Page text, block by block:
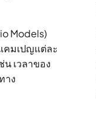
Models)
คมเปญแต่ละ
น เวลาของ
าง